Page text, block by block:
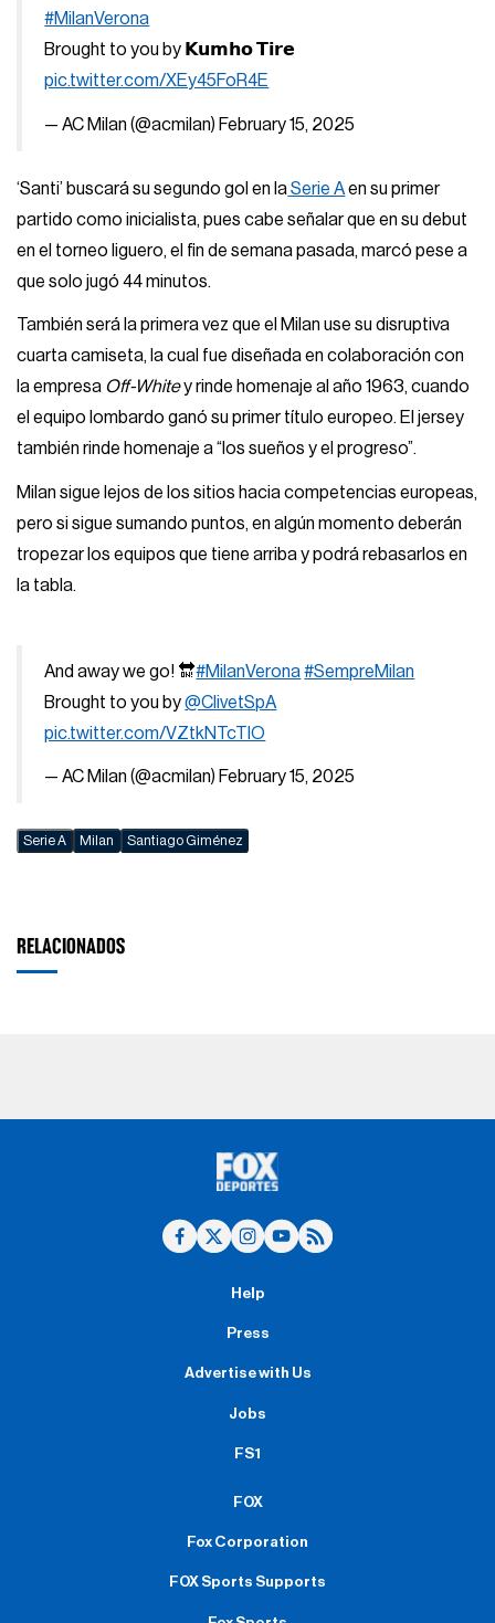
#MilanVerona
Brought to you by 𝗞𝘂𝗺𝗵𝗼 𝗧𝗶𝗿𝗲
pic.twitter.com/XEy45FoR4E
— AC Milan (@acmilan) February 15, 2025
‘Santi’ buscará su segundo gol en laSerie Aen su primer
partido como inicialista, pues cabe señalar que en su debut
en el torneo liguero, el fin de semana pasada, marcó pese a
que solo jugó 44 minutos.
También será la primera vez que el Milan use su disruptiva
cuarta camiseta, la cual fue diseñada en colaboración con
la empresa Off-Whitey rinde homenaje al año 1963, cuando
el equipo lombardo ganó su primer título europeo. El jersey
también rinde homenaje a “los sueños y el progreso”.
Milan sigue lejos de los sitios hacia competencias europeas,
pero si sigue sumando puntos, en algún momento deberán
tropezar los equipos que tiene arriba y podrá rebasarlos en
la tabla.
And away we go! 🔛#MilanVerona #SempreMilan
Brought to you by@ClivetSpA
pic.twitter.com/VZtkNTcTlO
— AC Milan (@acmilan) February 15, 2025
Serie A Milan Santiago Giménez
RELACIONADOS
Help
Press
Advertise with Us
Jobs
FS1
FOX
Fox Corporation
FOX Sports Supports